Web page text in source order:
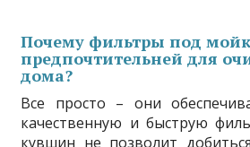
Почему фильтры под
предпочтительней для
дома?
Все просто – они
качественную и быструю
кувшин не позволит